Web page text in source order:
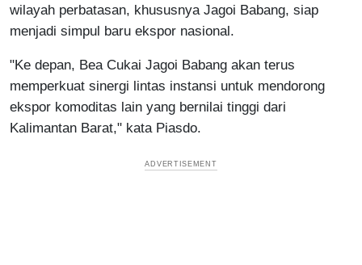
wilayah perbatasan, khususnya Jagoi Babang, siap
menjadi simpul baru ekspor nasional.
"Ke depan, Bea Cukai Jagoi Babang akan terus
memperkuat sinergi lintas instansi untuk mendorong
ekspor komoditas lain yang bernilai tinggi dari
Kalimantan Barat," kata Piasdo.